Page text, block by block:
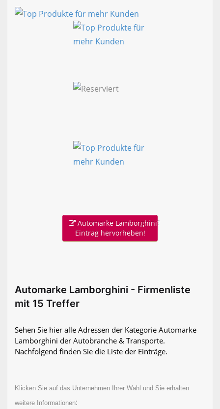
Automarke Lamborghini?
Eintrag hervorheben!
Automarke Lamborghini - Firmenliste
mit 15 Treffer
Sehen Sie hier alle Adressen der Kategorie Automarke
Lamborghini der Autobranche & Transporte.
Nachfolgend finden Sie die Liste der Einträge.
Klicken Sie auf das Unternehmen Ihrer Wahl und Sie erhalten
weitere Informationen: